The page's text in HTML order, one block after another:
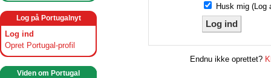
Log på Portugalnyt
Log ind
Opret Portugal-profil
Viden om Portugal
Husk mig (Log
Log ind
Endnu ikke oprettet?